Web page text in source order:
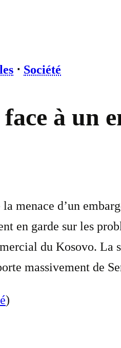
⋅ Société
à un
menace d’un
en garde sur les
du Kosovo. La
massivement de
)